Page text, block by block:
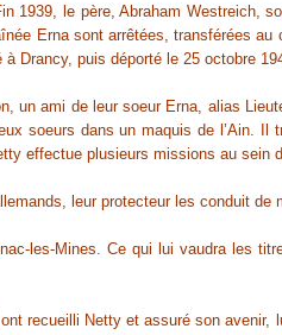
1939, le père, Abraham
Erna sont arrêtées, transférées
Drancy, puis déporté le 25 octobre
un ami de leur soeur Erna, alias
soeurs dans un maquis de
effectue plusieurs missions au sein
leur protecteur les conduit
les-Mines. Ce qui lui vaudra les
recueilli Netty et assuré son